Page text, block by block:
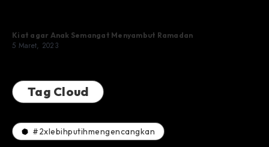
Kiat agar Anak Semangat Menyambut Ramadan
5 Maret, 2023
Tag Cloud
#2xlebihputihmengencangkan